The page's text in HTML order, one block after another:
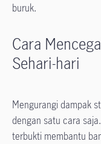
buruk.
Cara
Sehari-hari
Mengurangi dampak
dengan satu cara
terbukti membantu